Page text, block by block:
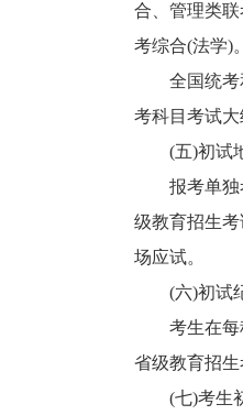
合、管理类
考综合(法学)。
全国统考和
考科目考试
(五)初试
报考单独考
级教育招生
场应试。
(六)初试
考生在每科
省级教育招
(七)考生